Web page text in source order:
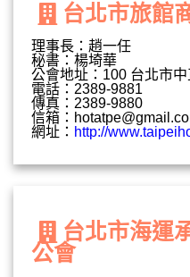
台北市旅館
理事長：趙一任
秘書：楊埼華
公會地址：100 台北市
電話：2389-9881
傳真：2389-9880
信箱：
網址： http://
台北市海運
公會